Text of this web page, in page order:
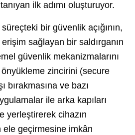
ilk adımı oluşturuyor.
bir güvenlik açığının,
sağlayan bir saldırganın
güvenlik mekanizmalarını
zincirini (secure
bırakmasına ve bazı
ile arka kapıları
yerleştirerek cihazın
ele geçirmesine imkân